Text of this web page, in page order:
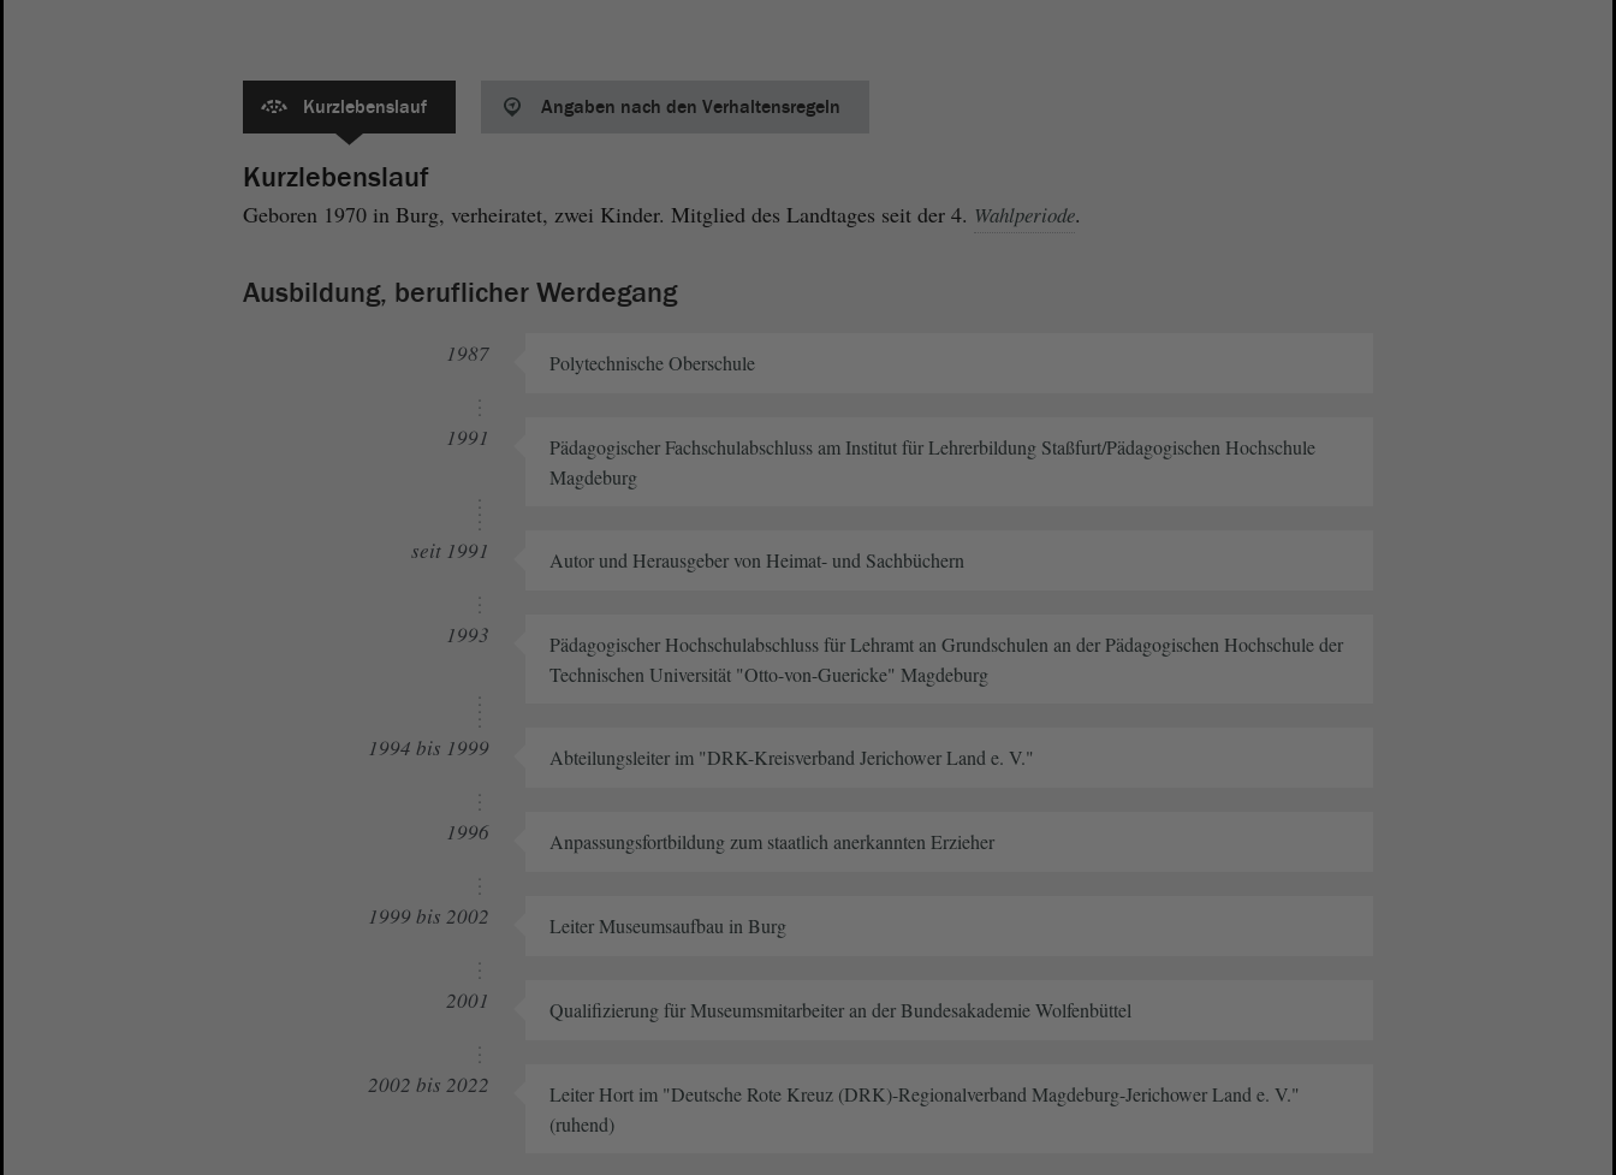
Kurzlebenslauf Angaben nach den Verhaltensregeln
Kurzlebenslauf
Geboren 1970 in Burg, verheiratet, zwei Kinder. Mitglied des Landtages seit der 4. Wahlperiode.
Ausbildung, beruflicher Werdegang
1987 Polytechnische Oberschule
1991
Pädagogischer Fachschulabschluss am Institut für Lehrerbildung Staßfurt/Pädagogischen Hochschule
Magdeburg
seit 1991 Autor und Herausgeber von Heimat- und Sachbüchern
1993
Pädagogischer Hochschulabschluss für Lehramt an Grundschulen an der Pädagogischen Hochschule der
Technischen Universität "Otto-von-Guericke" Magdeburg
1994 bis 1999 Abteilungsleiter im "DRK-Kreisverband Jerichower Land e. V."
1996 Anpassungsfortbildung zum staatlich anerkannten Erzieher
1999 bis 2002 Leiter Museumsaufbau in Burg
2001 Qualifizierung für Museumsmitarbeiter an der Bundesakademie Wolfenbüttel
2002 bis 2022
Leiter Hort im "Deutsche Rote Kreuz (DRK)-Regionalverband Magdeburg-Jerichower Land e. V."
(ruhend)